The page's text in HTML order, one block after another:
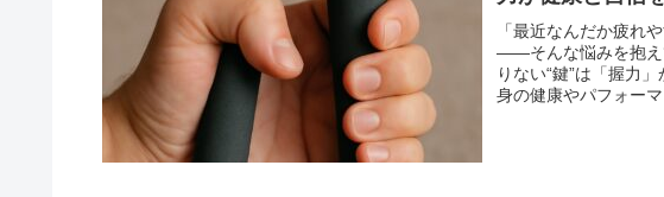
「最近なんだか疲れ
——そんな悩みを抱え
りない“鍵”は「握力
身の健康やパフォー